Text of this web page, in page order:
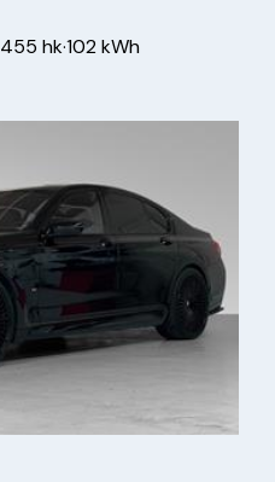
455 hk·102 kWh